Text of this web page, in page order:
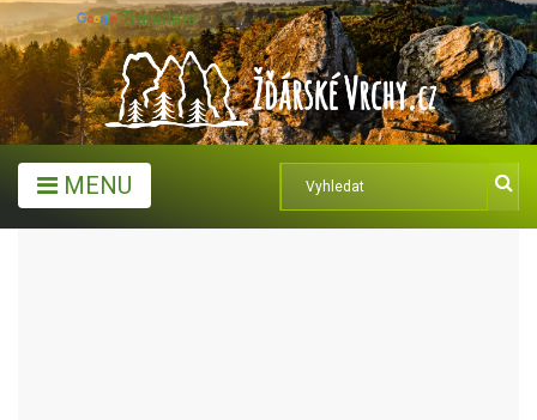
Translate
MENU